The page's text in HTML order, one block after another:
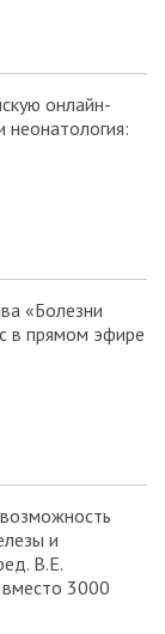
онлайн-
неонатология:
«Болезни
в прямом эфире
и
В.Е.
3000